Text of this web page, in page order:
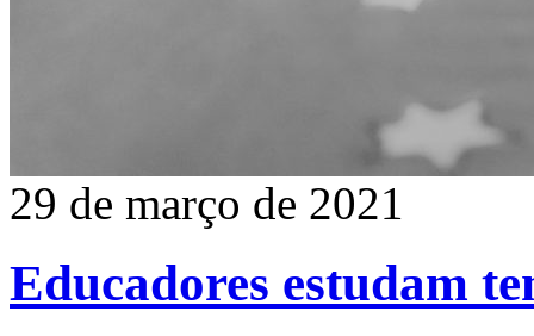
29 de março de 2021
Educadores estudam